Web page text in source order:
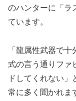
のハンターに「ラ
ています。
「龍属性武器で
式の言う通りファ
ドしてくれない
常に多く聞かれま